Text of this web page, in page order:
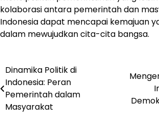
kolaborasi antara pemerintah dan
Indonesia dapat mencapai kemajuan
dalam mewujudkan cita-cita bangsa.
Post
navigation
Dinamika Politik di
Indonesia: Peran
Pemerintah dalam
Masyarakat